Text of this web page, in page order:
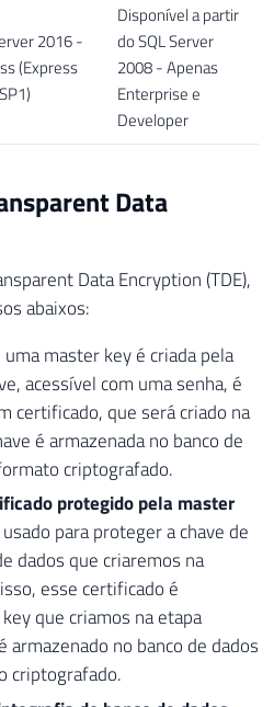
2016 -
(Express
Disponível a partir
do SQL Server
2008 - Apenas
Enterprise e
Developer
Data
Data Encryption (TDE),
abaixos:
uma master key é criada pela
acessível com uma senha, é
certificado, que será criado na
é armazenada no banco de
criptografado.
protegido pela master
para proteger a chave de
dados que criaremos na
esse certificado é
que criamos na etapa
armazenado no banco de dados
criptografado.